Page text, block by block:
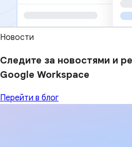
Новости
Следите за новостями и
Google Workspace
Перейти в блог